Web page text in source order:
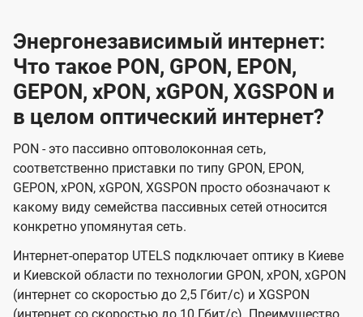
Энергонезависимый интернет:
Что такое PON, GPON, EPON,
GEPON, xPON, xGPON, XGSPON и
в целом оптический интернет?
PON - это пассивно оптоволоконная сеть,
соответственно приставки по типу GPON, EPON,
GEPON, xPON, xGPON, XGSPON просто обозначают к
какому виду семейства пассивных сетей относится
конкретно упомянутая сеть.
Интернет-оператор UTELS подключает оптику в Киеве
и Киевской области по технологии GPON, xPON, xGPON
(интернет со скоростью до 2,5 Гбит/с) и XGSPON